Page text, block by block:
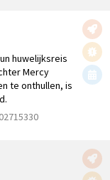
huwelijksreis
Mercy
te onthullen, is